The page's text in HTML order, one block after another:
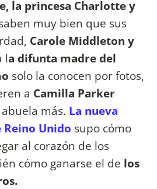
la princesa Charlotte y
muy bien que sus
Carole Middleton y
la difunta madre del
solo la conocen por fotos,
a Camilla Parker
más. La nueva
Unido supo cómo
al corazón de los
cómo ganarse el de los